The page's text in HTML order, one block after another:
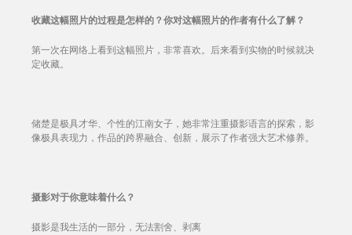
收藏这幅照片的过程是怎样的？你对这幅照片的作者有什么了解？
第一次在网络上看到这幅照片，非常喜欢。后来看到实物的时候就决
定收藏。
储楚是极具才华、个性的江南女子，她非常注重摄影语言的探索，影
像极具表现力，作品的跨界融合、创新，展示了作者强大艺术修养。
摄影对于你意味着什么？
摄影是我生活的一部分，无法割舍、剥离